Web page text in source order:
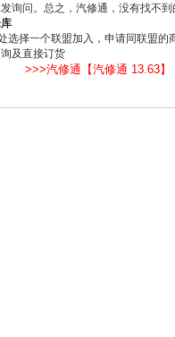
询问。总之，汽修通，没有找不到
选择一个联盟加入，申请同联盟的
及直接订货
>>>汽修通【汽修通 13.63】